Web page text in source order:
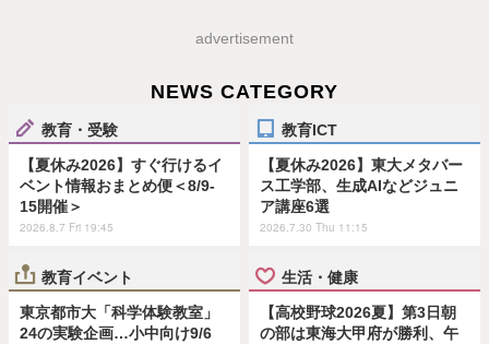
advertisement
NEWS CATEGORY
教育・受験
【夏休み2026】すぐ行けるイ
ベント情報おまとめ便＜8/9-
15開催＞
2026.8.7 Fri 19:45
教育ICT
【夏休み2026】東大メタバー
ス工学部、生成AIなどジュニ
ア講座6選
2026.7.30 Thu 11:15
教育イベント
東京都市大「科学体験教室」
24の実験企画…小中向け9/6
生活・健康
【高校野球2026夏】第3日朝
の部は東海大甲府が勝利、午